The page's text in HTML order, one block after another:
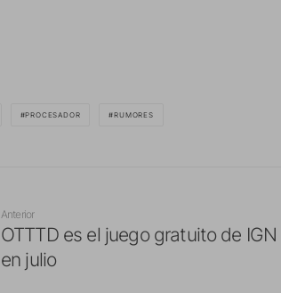
PROCESADOR RUMORES
Anterior
OTTTD es el juego gratuito de IGN
en julio